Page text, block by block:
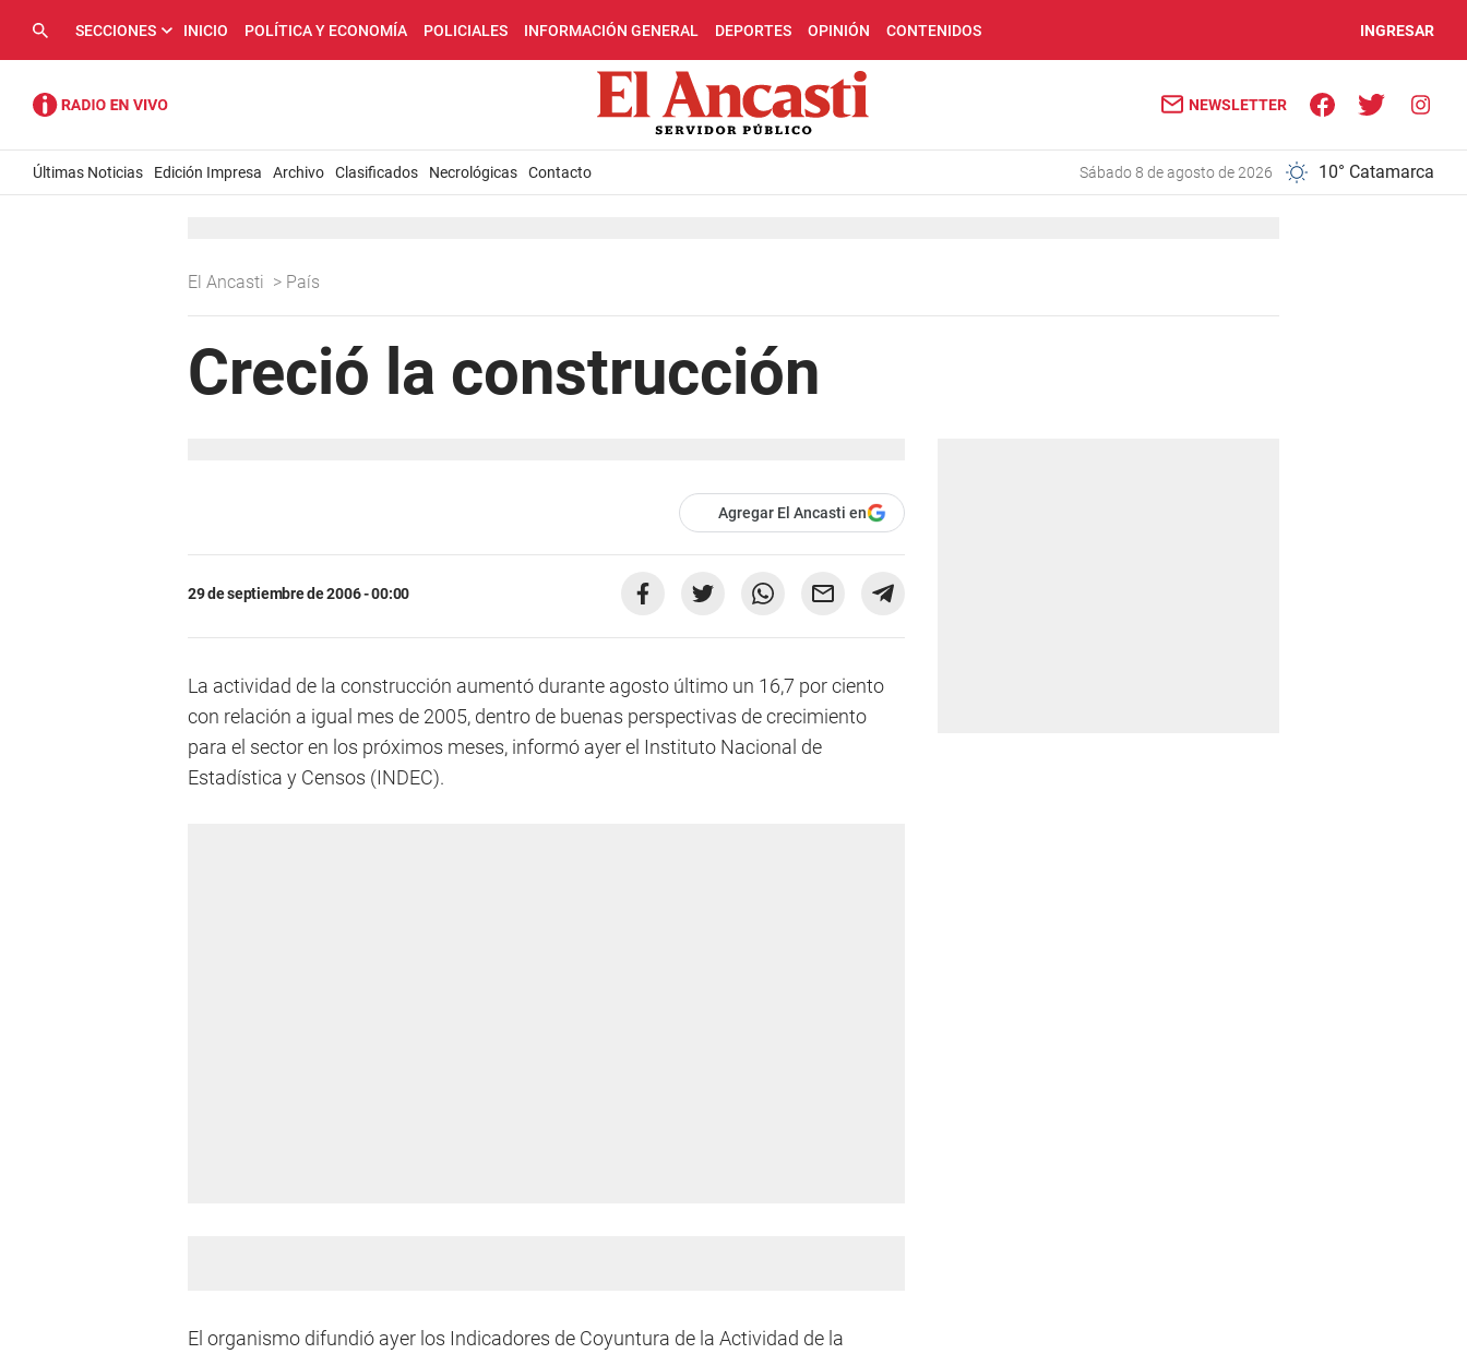
SECCIONES INICIO POLÍTICA Y ECONOMÍA POLICIALES INFORMACIÓN GENERAL DEPORTES OPINIÓN CONTENIDOS INGRESAR
NEWSLETTER
Últimas Noticias Edición Impresa Archivo Clasificados Necrológicas Contacto sábado 8 de agosto de 2026 10° Catamarca
El Ancasti > País
Creció la construcción
Agregar El Ancasti en
29 de septiembre de 2006 - 00:00
La actividad de la construcción aumentó durante agosto último un 16,7 por ciento
con relación a igual mes de 2005, dentro de buenas perspectivas de crecimiento
para el sector en los próximos meses, informó ayer el Instituto Nacional de
Estadística y Censos (INDEC).
El organismo difundió ayer los Indicadores de Coyuntura de la Actividad de la